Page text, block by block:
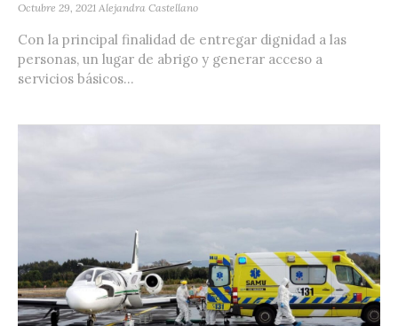
Octubre 29, 2021 Alejandra Castellano
Con la principal finalidad de entregar dignidad a las
personas, un lugar de abrigo y generar acceso a
servicios básicos...